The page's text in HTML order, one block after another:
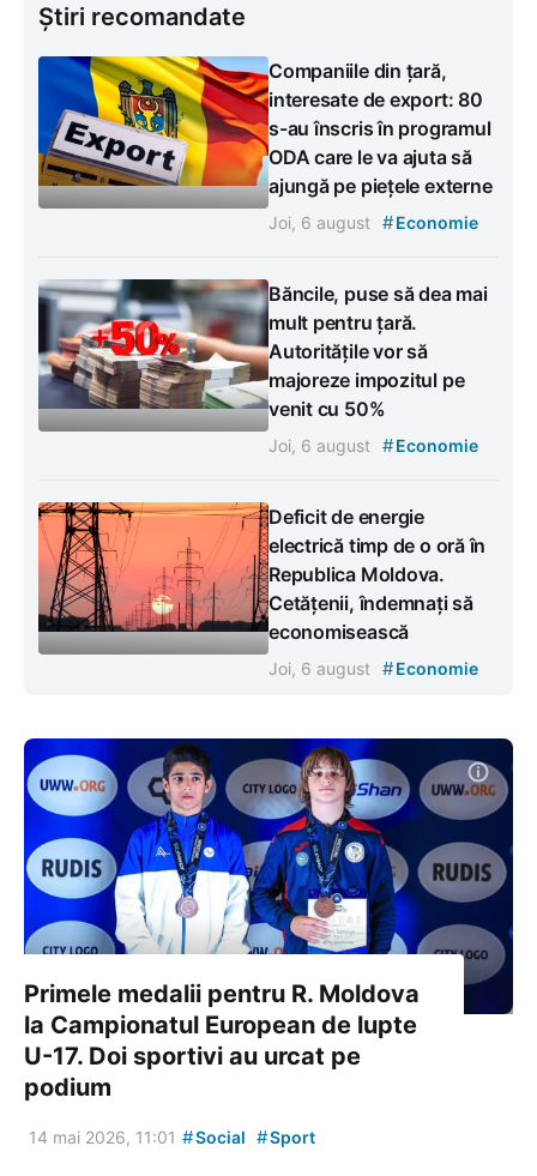
Știri recomandate
Companiile din țară,
interesate de export: 80
s-au înscris în programul
ODA care le va ajuta să
ajungă pe piețele externe
Joi, 6 august #Economie
Băncile, puse să dea mai
mult pentru țară.
Autoritățile vor să
majoreze impozitul pe
venit cu 50%
Joi, 6 august #Economie
Deficit de energie
electrică timp de o oră în
Republica Moldova.
Cetățenii, îndemnați să
economisească
Joi, 6 august #Economie
Primele medalii pentru R. Moldova
la Campionatul European de lupte
U-17. Doi sportivi au urcat pe
podium
14 mai 2026, 11:01 #Social #Sport